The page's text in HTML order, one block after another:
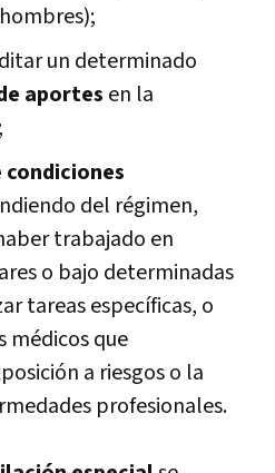
un determinado
aportes en la
del régimen,
trabajado en
o bajo determinadas
tareas específicas, o
médicos que
a riesgos o la
profesionales.